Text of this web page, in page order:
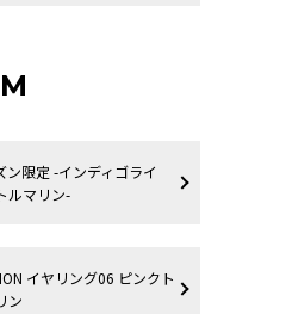
ン限定 -インディゴライ
ルマリン-
イヤリング06 ピンクト
ン